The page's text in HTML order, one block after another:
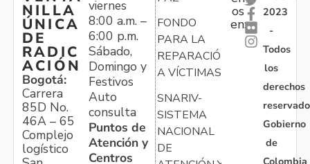
NILLA
ÚNICA
DE
RADIC
ACIÓN
Bogotá:
Carrera
85D No.
46A – 65
Complejo
logístico
viernes
8:00 a.m. –
6:00 p.m.
Sábado,
Domingo y
Festivos
Auto
consulta
Puntos de
Atención y
Centros
FONDO
PARA LA
REPARACIÓN
A VÍCTIMAS
SNARIV-
SISTEMA
NACIONAL
DE
os
en:
2023
-
Todos
los
derechos
Gobierno
de
Colombia